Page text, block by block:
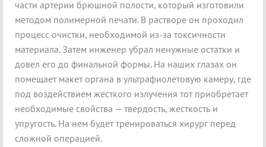
части артерии брюшной полости, который изготовили
методом полимерной печати. В растворе он проходил
процесс очистки, необходимой из-за токсичности
материала. Затем инженер убрал ненужные остатки и
довел его до финальной формы. На наших глазах он
помещает макет органа в ультрафиолетовую камеру, где
под воздействием жесткого излучения тот приобретает
необходимые свойства — твердость, жесткость и
упругость. На нем будет тренироваться хирург перед
сложной операцией.